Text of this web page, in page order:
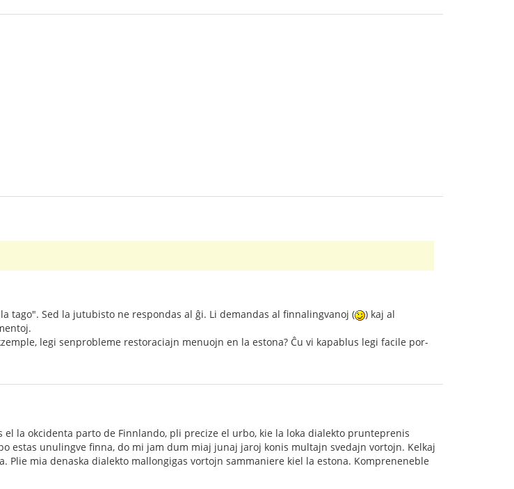
tago". Sed la jutubisto ne respondas al ĝi. Li demandas al finnalingvanoj (
) kaj al
legi senprobleme restoraciajn menuojn en la estona? Ĉu vi kapablus legi facile por-
la okcidenta parto de Finnlando, pli precize el urbo, kie la loka dialekto prunteprenis
estas unulingve finna, do mi jam dum miaj junaj jaroj konis multajn svedajn vortojn. Kelkaj
Plie mia denaska dialekto mallongigas vortojn sammaniere kiel la estona. Kompreneneble